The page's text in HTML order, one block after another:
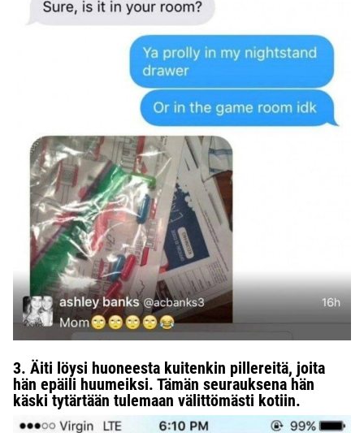
3. Äiti löysi huoneesta kuitenkin pillereitä, joita
hän epäili huumeiksi. Tämän seurauksena hän
käski tytärtään tulemaan välittömästi kotiin.